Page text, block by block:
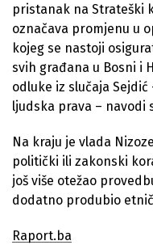
pristanak na Strateški
označava promjenu u
kojeg se nastoji
svih građana u Bosni i
odluke iz slučaja Sejdić
ljudska prava – navodi
Na kraju je vlada
politički ili zakonski
još više otežao
dodatno produbio
Raport.ba